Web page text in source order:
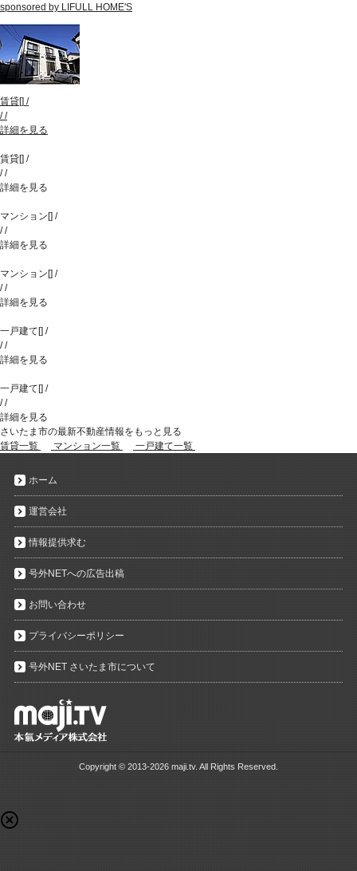
sponsored by LIFULL HOME'S
賃貸[] /
//
詳細を見る
賃貸[] /
//
詳細を見る
マンション [] /
//
詳細を見る
マンション [] /
//
詳細を見る
一戸建て [] /
//
詳細を見る
一戸建て [] /
//
詳細を見る
さいたま市の最新不動産情報をもっと見る
賃貸一覧
マンション一覧 一戸建て一覧
ホーム
運営会社
情報提供求む
号外NETへの広告出稿
お問い合わせ
プライバシーポリシー
号外NET さいたま市について
Copyright © 2013-2026 maji.tv. All Rights Reserved.